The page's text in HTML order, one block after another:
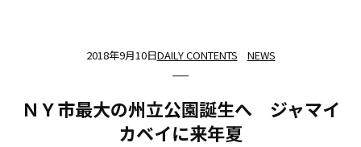
2018年9月10日DAILY CONTENTS NEWS
ＮＹ市最大の州立公園誕生へ ジャマイ
カベイに来年夏